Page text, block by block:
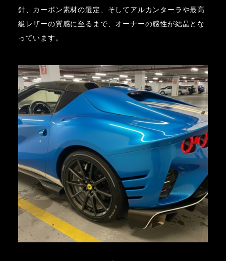
針、カーボン素材の選定、そしてアルカンターラや最高
級レザーの質感に至るまで、オーナーの感性が結晶とな
っています。